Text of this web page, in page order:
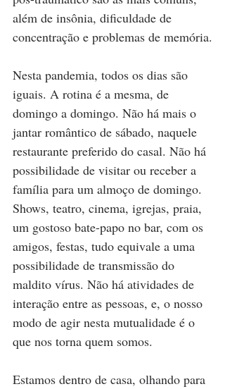
além de insônia, dificuldade de
concentração e problemas de memória.
Nesta pandemia, todos os dias são
iguais. A rotina é a mesma, de
domingo a domingo. Não há mais o
jantar romântico de sábado, naquele
restaurante preferido do casal. Não há
possibilidade de visitar ou receber a
família para um almoço de domingo.
Shows, teatro, cinema, igrejas, praia,
um gostoso bate-papo no bar, com os
amigos, festas, tudo equivale a uma
possibilidade de transmissão do
maldito vírus. Não há atividades de
interação entre as pessoas, e, o nosso
modo de agir nesta mutualidade é o
que nos torna quem somos.
Estamos dentro de casa, olhando para